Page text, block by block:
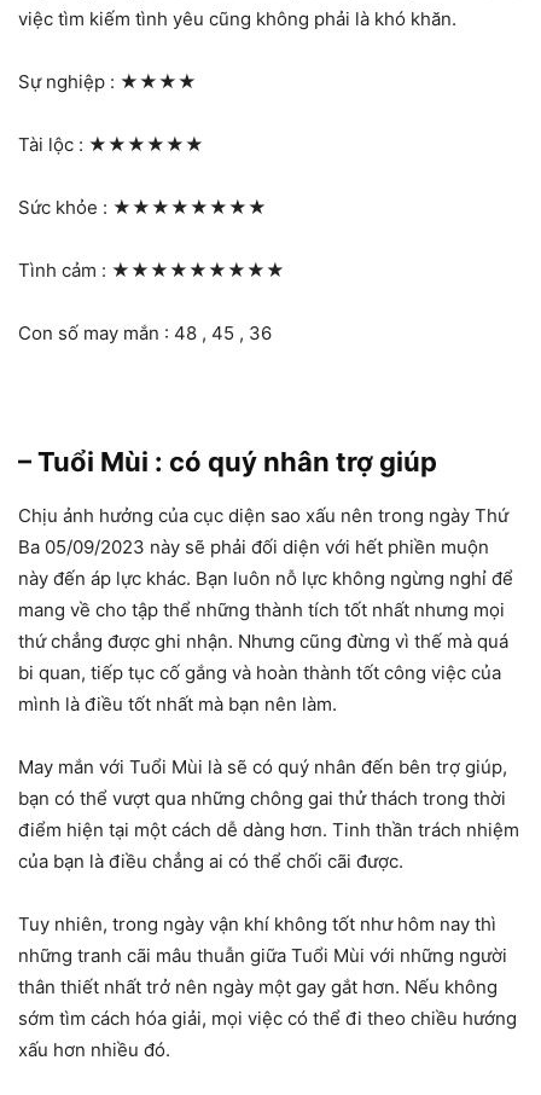
việc tìm kiếm tình yêu cũng không phải là khó khăn.
Sự nghiệp : ★★★★
Tài lộc : ★★★★★★
Sức khỏe : ★★★★★★★★
Tình cảm : ★★★★★★★★★
Con số may mắn : 48 , 45 , 36
– Tuổi Mùi : có quý nhân trợ giúp
Chịu ảnh hưởng của cục diện sao xấu nên trong ngày Thứ
Ba 05/09/2023 này sẽ phải đối diện với hết phiền muộn
này đến áp lực khác. Bạn luôn nỗ lực không ngừng nghỉ để
mang về cho tập thể những thành tích tốt nhất nhưng mọi
thứ chẳng được ghi nhận. Nhưng cũng đừng vì thế mà quá
bi quan, tiếp tục cố gắng và hoàn thành tốt công việc của
mình là điều tốt nhất mà bạn nên làm.
May mắn với Tuổi Mùi là sẽ có quý nhân đến bên trợ giúp,
bạn có thể vượt qua những chông gai thử thách trong thời
điểm hiện tại một cách dễ dàng hơn. Tinh thần trách nhiệm
của bạn là điều chẳng ai có thể chối cãi được.
Tuy nhiên, trong ngày vận khí không tốt như hôm nay thì
những tranh cãi mâu thuẫn giữa Tuổi Mùi với những người
thân thiết nhất trở nên ngày một gay gắt hơn. Nếu không
sớm tìm cách hóa giải, mọi việc có thể đi theo chiều hướng
xấu hơn nhiều đó.